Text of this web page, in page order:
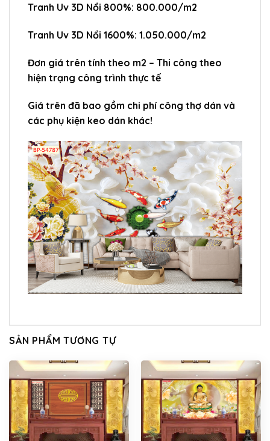
Tranh Uv 3D Nổi 800%: 800.000/m2
Tranh Uv 3D Nổi 1600%: 1.050.000/m2
Đơn giá trên tính theo m2 – Thi công theo
hiện trạng công trình thực tế
Giá trên đã bao gồm chi phí công thợ dán và
các phụ kiện keo dán khác!
SẢN PHẨM TƯƠNG TỰ